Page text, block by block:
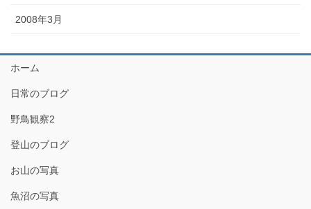
2008年3月
ホーム
日常のブログ
野鳥観察2
登山のブログ
お山の写真
魚沼の写真